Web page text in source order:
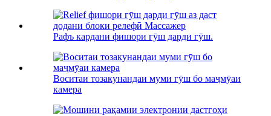
Рафъ кардани фишори гӯш дарди гӯш.
Воситаи тозакунандаи муми гӯш бо маҷмӯаи
камера